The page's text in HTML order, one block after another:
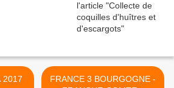
2017
FRANCE 3 BOURGOGNE -